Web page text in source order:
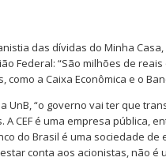
das dívidas do Minha
Federal: “São milhões de
a Caixa Econômica e o
UnB, “o governo vai ter que
CEF é uma empresa pública,
do Brasil é uma sociedade de
conta aos acionistas, não é